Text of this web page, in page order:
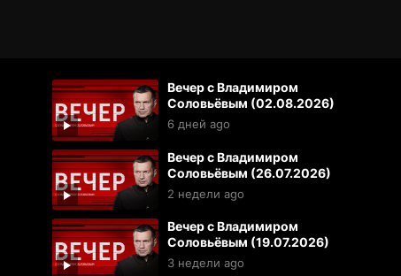
Вечер с Владимиром
Соловьёвым (02.08.2026)
6 дней ago
Вечер с Владимиром
Соловьёвым (26.07.2026)
2 недели ago
Вечер с Владимиром
Соловьёвым (19.07.2026)
3 недели ago